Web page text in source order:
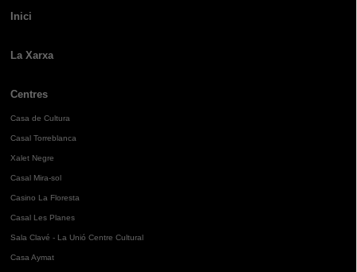
Inici
La Xarxa
Centres
Casa de Cultura
Casal Torreblanca
Xalet Negre
Casal Mira-sol
Casino La Floresta
Casal Les Planes
Sala Clavé - La Unió Centre Cultural
Casa Aymat